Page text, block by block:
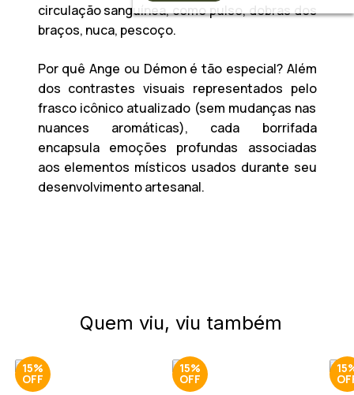
circulação sanguínea, como pulso, dobras dos
braços, nuca, pescoço.
Por quê Ange ou Démon é tão especial?Além
dos contrastes visuais representados pelo
frasco icônico atualizado (sem mudanças nas
nuances aromáticas), cada borrifada
encapsula emoções profundas associadas
aos elementos místicos usados durante seu
desenvolvimento artesanal.
Quem viu, viu também
15% 15%